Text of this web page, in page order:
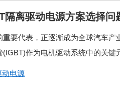
隔离驱动电源方案选择问
要代表，正逐渐成为全球汽车
作为电机驱动系统中的关
动电源